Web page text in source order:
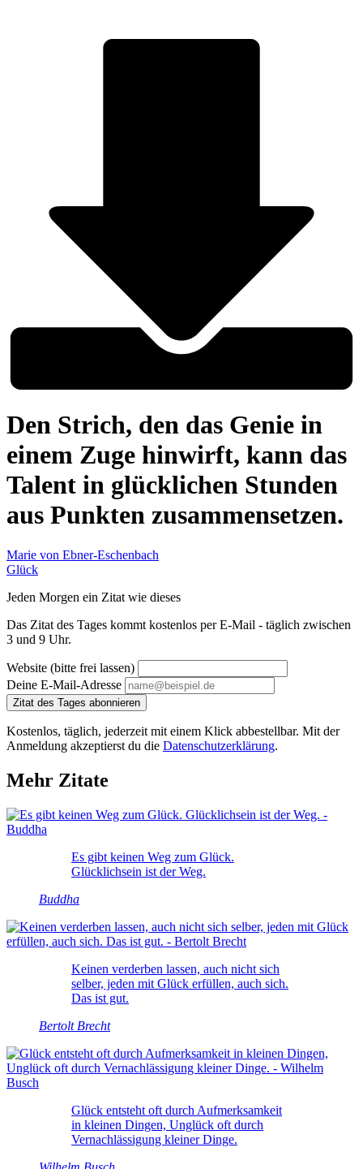
Den Strich, den das Genie in
einem Zuge hinwirft, kann das
Talent in glücklichen Stunden
aus Punkten zusammensetzen.
Marie von Ebner-Eschenbach
Glück
Jeden Morgen ein Zitat wie dieses
Das Zitat des Tages kommt kostenlos per E-Mail - täglich zwischen
3 und 9 Uhr.
Website (bitte frei lassen)
Deine E-Mail-Adresse
Zitat des Tages abonnieren
Kostenlos, täglich, jederzeit mit einem Klick abbestellbar. Mit der
Anmeldung akzeptierst du die Datenschutzerklärung.
Mehr Zitate
Es gibt keinen Weg zum Glück.
Glücklichsein ist der Weg.
Buddha
Keinen verderben lassen, auch nicht sich
selber, jeden mit Glück erfüllen, auch sich.
Das ist gut.
Bertolt Brecht
Glück entsteht oft durch Aufmerksamkeit
in kleinen Dingen, Unglück oft durch
Vernachlässigung kleiner Dinge.